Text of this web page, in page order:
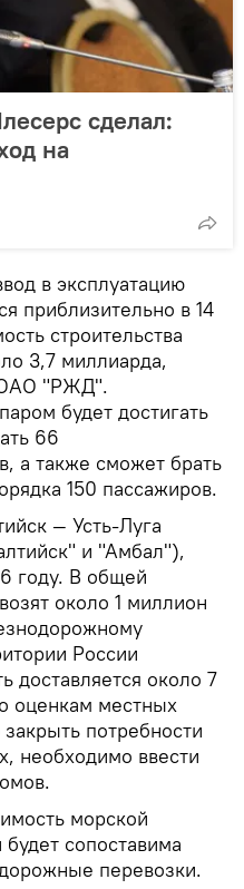
сделал:
на
в эксплуатацию
приблизительно в 14
строительства
3,7 миллиарда,
ОАО "РЖД".
будет достигать
66
а также сможет брать
150 пассажиров.
— Усть-Луга
и "Амбал"),
году. В общей
около 1 миллион
России
доставляется около 7
оценкам местных
потребности
необходимо ввести
морской
сопоставима
перевозки.